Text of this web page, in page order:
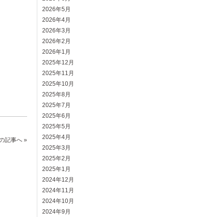
記事へ »
2026年5月
2026年4月
2026年3月
2026年2月
2026年1月
2025年12月
2025年11月
2025年10月
2025年8月
2025年7月
2025年6月
2025年5月
2025年4月
2025年3月
2025年2月
2025年1月
2024年12月
2024年11月
2024年10月
2024年9月